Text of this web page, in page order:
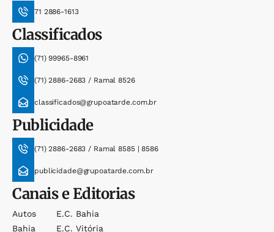
71 2886-1613
Classificados
(71) 99965-8961
(71) 2886-2683 / Ramal 8526
classificados@grupoatarde.com.br
Publicidade
(71) 2886-2683 / Ramal 8585 | 8586
publicidade@grupoatarde.com.br
Canais e Editorias
Autos
Bahia
E.c. Bahia
E.c. Vitória